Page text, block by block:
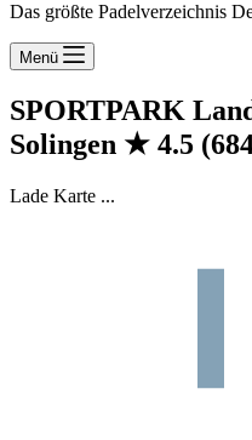
Das größte Padelverzeichnis
Menü
SPORTPARK
Solingen ★ 4.5
Lade Karte ...